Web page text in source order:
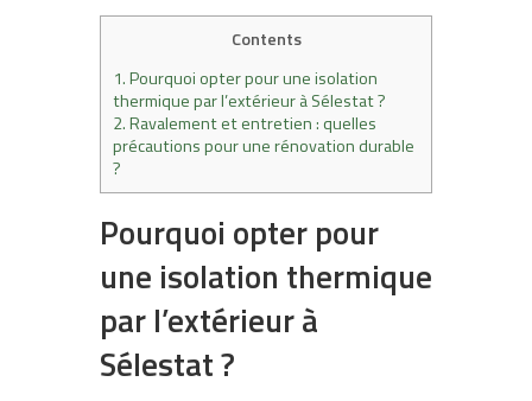
Contents
1.Pourquoi opter pour une isolation
thermique par l’extérieur à Sélestat ?
2.Ravalement et entretien : quelles
précautions pour une rénovation durable
?
Pourquoi opter pour
une isolation thermique
par l’extérieur à
Sélestat ?